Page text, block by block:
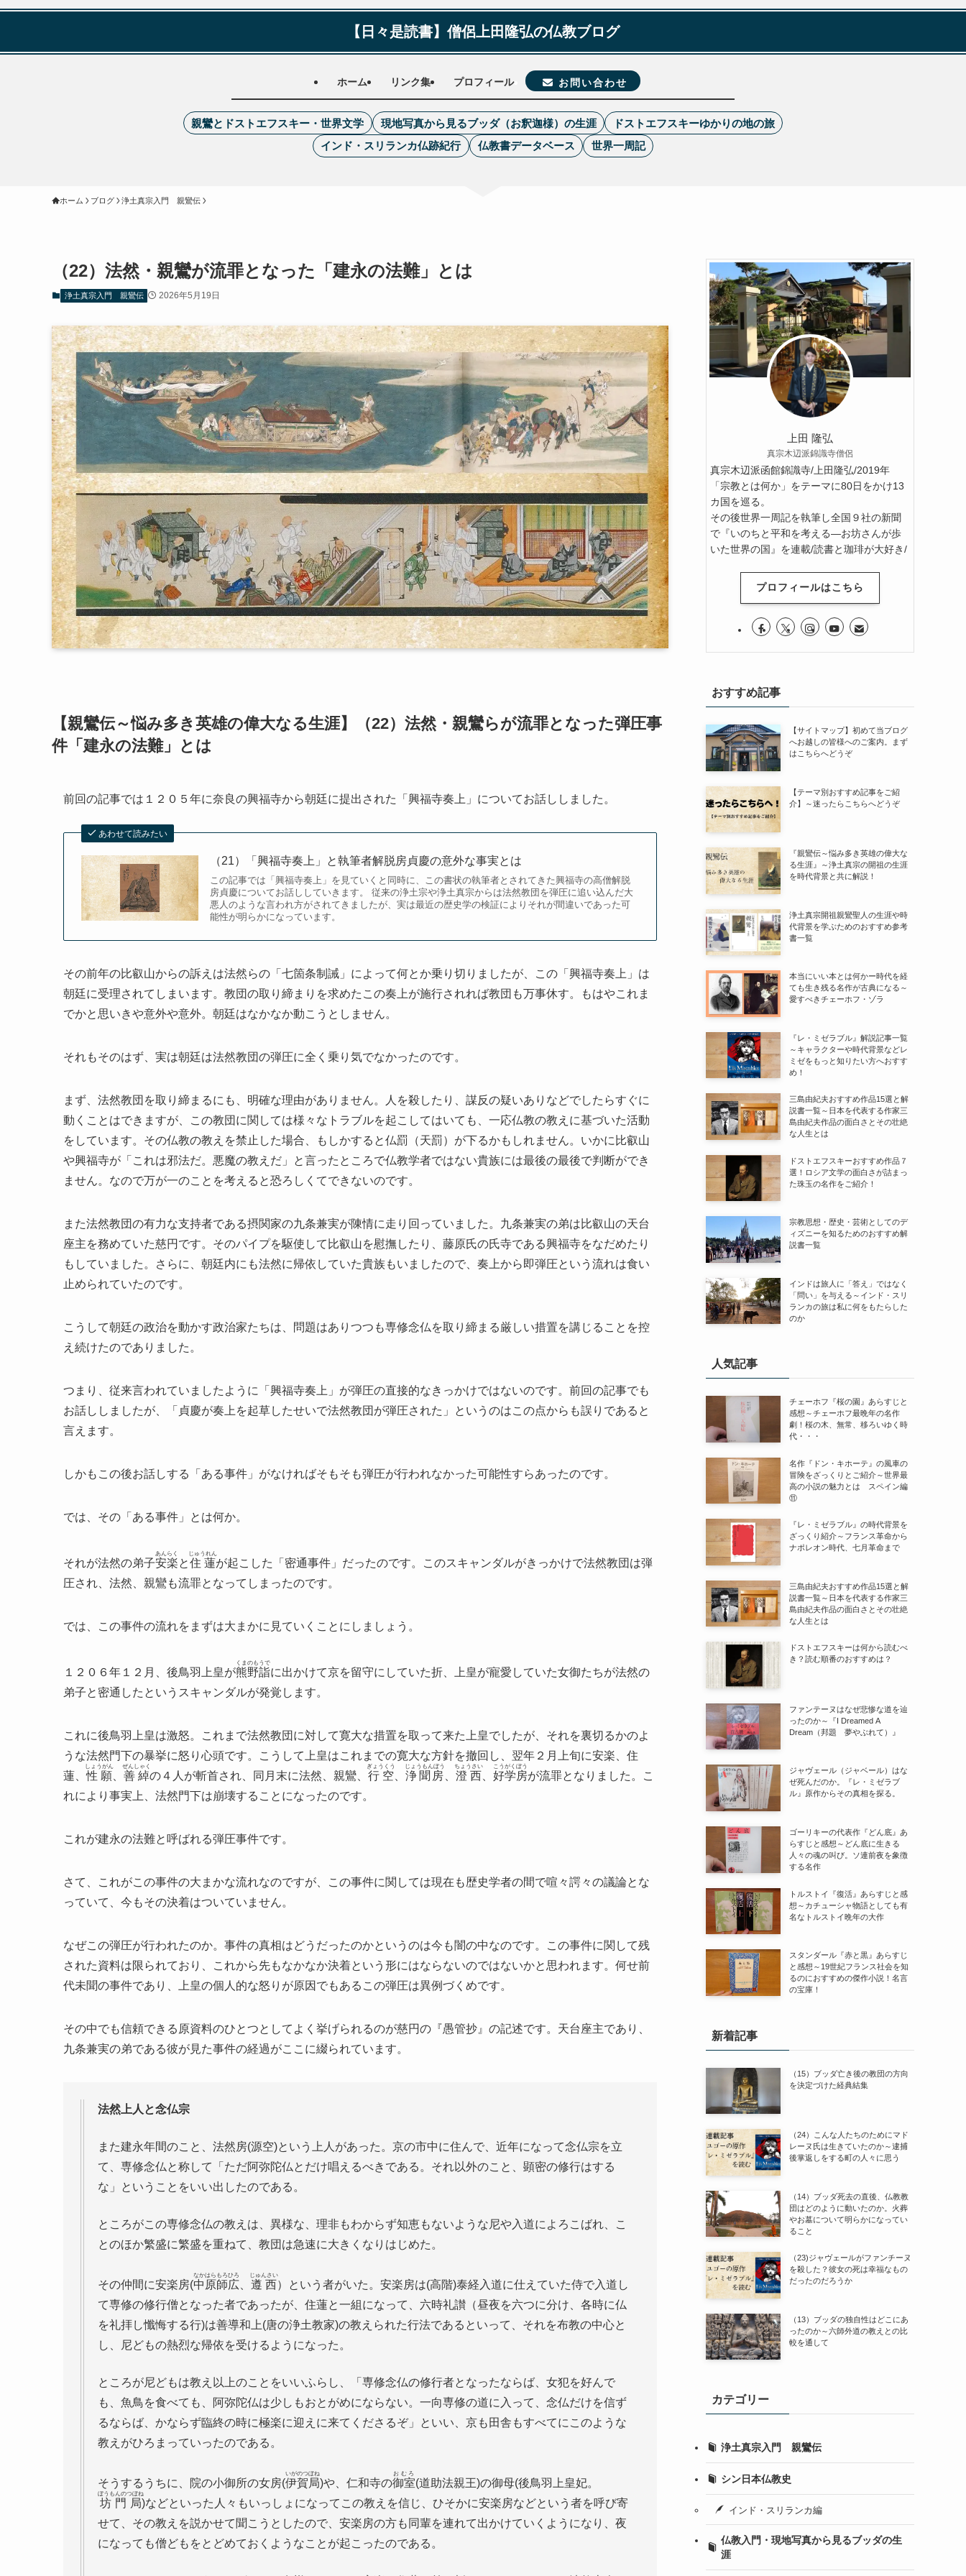
【日々是読書】僧侶上田隆弘の仏教ブログ
ホーム リンク集 プロフィール お問い合わせ
親鸞とドストエフスキー・世界文学 現地写真から見るブッダ（お釈迦様）の生涯
ドストエフスキーゆかりの地の旅
インド・スリランカ仏跡紀行
仏教書データベース 世界一周記
ホーム ブログ 浄土真宗入門 親鸞伝
（22）法然・親鸞が流罪となった「建永の法難」とは
浄土真宗入門 親鸞伝 2026年5月19日
【親鸞伝～悩み多き英雄の偉大なる生涯】（22）法然・親鸞らが流罪となった弾圧事
件「建永の法難」とは
前回の記事では１２０５年に奈良の興福寺から朝廷に提出された「興福寺奏上」についてお話ししました。
あわせて読みたい
（21）「興福寺奏上」と執筆者解脱房貞慶の意外な事実とは
この記事では「興福寺奏上」を見ていくと同時に、この書状の執筆者とされてきた興福寺の高僧解脱
房貞慶についてお話ししていきます。 従来の浄土宗や浄土真宗からは法然教団を弾圧に追い込んだ大
悪人のような言われ方がされてきましたが、実は最近の歴史学の検証によりそれが間違いであった可
能性が明らかになっています。
その前年の比叡山からの訴えは法然らの「七箇条制誡」によって何とか乗り切りましたが、この「興福寺奏上」は
朝廷に受理されてしまいます。教団の取り締まりを求めたこの奏上が施行されれば教団も万事休す。もはやこれま
でかと思いきや意外や意外。朝廷はなかなか動こうとしません。
それもそのはず、実は朝廷は法然教団の弾圧に全く乗り気でなかったのです。
まず、法然教団を取り締まるにも、明確な理由がありません。人を殺したり、謀反の疑いありなどでしたらすぐに
動くことはできますが、この教団に関しては様々なトラブルを起こしてはいても、一応仏教の教えに基づいた活動
をしています。その仏教の教えを禁止した場合、もしかすると仏罰（天罰）が下るかもしれません。いかに比叡山
や興福寺が「これは邪法だ。悪魔の教えだ」と言ったところで仏教学者ではない貴族には最後の最後で判断ができ
ません。なので万が一のことを考えると恐ろしくてできないのです。
また法然教団の有力な支持者である摂関家の九条兼実が陳情に走り回っていました。九条兼実の弟は比叡山の天台
座主を務めていた慈円です。そのパイプを駆使して比叡山を慰撫したり、藤原氏の氏寺である興福寺をなだめたり
もしていました。さらに、朝廷内にも法然に帰依していた貴族もいましたので、奏上から即弾圧という流れは食い
止められていたのです。
こうして朝廷の政治を動かす政治家たちは、問題はありつつも専修念仏を取り締まる厳しい措置を講じることを控
え続けたのでありました。
つまり、従来言われていましたように「興福寺奏上」が弾圧の直接的なきっかけではないのです。前回の記事でも
お話ししましたが、「貞慶が奏上を起草したせいで法然教団が弾圧された」というのはこの点からも誤りであると
言えます。
しかもこの後お話しする「ある事件」がなければそもそも弾圧が行われなかった可能性すらあったのです。
では、その「ある事件」とは何か。
それが法然の弟子安楽
あんらく
と住蓮
じゅうれん
が起こした「密通事件」だったのです。このスキャンダルがきっかけで法然教団は弾
圧され、法然、親鸞も流罪となってしまったのです。
では、この事件の流れをまずは大まかに見ていくことにしましょう。
１２０６年１２月、後鳥羽上皇が熊野詣
くまのもうで
に出かけて京を留守にしていた折、上皇が寵愛していた女御たちが法然の
弟子と密通したというスキャンダルが発覚します。
これに後鳥羽上皇は激怒。これまで法然教団に対して寛大な措置を取って来た上皇でしたが、それを裏切るかのよ
うな法然門下の暴挙に怒り心頭です。こうして上皇はこれまでの寛大な方針を撤回し、翌年２月上旬に安楽、住
蓮、性願
しょうがん
善綽
ぜんしゃく
の４人が斬首され、同月末に法然、親鸞、 行空
ぎょうくう
浄聞房
じょうもんぼう
澄西
ちょうさい
好学房
こうがくぼう
が流罪となりました。こ
れにより事実上、法然門下は崩壊することになったのです。
これが建永の法難と呼ばれる弾圧事件です。
さて、これがこの事件の大まかな流れなのですが、この事件に関しては現在も歴史学者の間で喧々諤々の議論とな
っていて、今もその決着はついていません。
なぜこの弾圧が行われたのか。事件の真相はどうだったのかというのは今も闇の中なのです。この事件に関して残
された資料は限られており、これから先もなかなか決着という形にはならないのではないかと思われます。何せ前
代未聞の事件であり、上皇の個人的な怒りが原因でもあるこの弾圧は異例づくめです。
その中でも信頼できる原資料のひとつとしてよく挙げられるのが慈円の『愚管抄』の記述です。天台座主であり、
九条兼実の弟である彼が見た事件の経過がここに綴られています。
法然上人と念仏宗
また建永年間のこと、法然房(源空)という上人があった。京の市中に住んで、近年になって念仏宗を立
て、専修念仏と称して「ただ阿弥陀仏とだけ唱えるべきである。それ以外のこと、顕密の修行はする
な」ということをいい出したのである。
ところがこの専修念仏の教えは、異様な、理非もわからず知恵もないような尼や入道によろこばれ、こ
とのほか繁盛に繁盛を重ねて、教団は急速に大きくなりはじめた。
その仲間に安楽房(中原師広
なかはらもろひろ
遵西
じゅんさい
）という者がいた。安楽房は(高階)泰経入道に仕えていた侍で入道し
て専修の修行僧となった者であったが、住蓮と一組になって、六時礼讃（昼夜を六つに分け、各時に仏
を礼拝し懺悔する行)は善導和上(唐の浄土教家)の教えられた行法であるといって、それを布教の中心と
し、尼どもの熱烈な帰依を受けるようになった。
ところが尼どもは教え以上のことをいいふらし、「専修念仏の修行者となったならば、女犯を好んで
も、魚鳥を食べても、阿弥陀仏は少しもおとがめにならない。一向専修の道に入って、念仏だけを信ず
るならば、かならず臨終の時に極楽に迎えに来てくださるぞ」といい、京も田舎もすべてにこのような
教えがひろまっていったのである。
そうするうちに、院の小御所の女房(伊賀局
いがのつぼね
)や、仁和寺の御室
おむろ
(道助法親王)の御母(後鳥羽上皇妃。
坊門局
ぼうもんのつぼね
)などといった人々もいっしょになってこの教えを信じ、ひそかに安楽房などという者を呼び寄
せて、その教えを説かせて聞こうとしたので、安楽房の方も同輩を連れて出かけていくようになり、夜
になっても僧どもをとどめておくようなことが起こったのである。
上田 隆弘
真宗木辺派錦識寺僧侶
真宗木辺派函館錦識寺/上田隆弘/2019年
「宗教とは何か」をテーマに80日をかけ13
カ国を巡る。
その後世界一周記を執筆し全国９社の新聞
で『いのちと平和を考える―お坊さんが歩
いた世界の国』を連載/読書と珈琲が大好き/
プロフィールはこちら
おすすめ記事
【サイトマップ】初めて当ブログ
へお越しの皆様へのご案内。まず
はこちらへどうぞ
【テーマ別おすすめ記事をご紹
介】～迷ったらこちらへどうぞ
『親鸞伝～悩み多き英雄の偉大な
る生涯』～浄土真宗の開祖の生涯
を時代背景と共に解説！
浄土真宗開祖親鸞聖人の生涯や時
代背景を学ぶためのおすすめ参考
書一覧
本当にいい本とは何かー時代を経
ても生き残る名作が古典になる～
愛すべきチェーホフ・ゾラ
『レ・ミゼラブル』解説記事一覧
～キャラクターや時代背景などレ
ミゼをもっと知りたい方へおすす
め！
三島由紀夫おすすめ作品15選と解
説書一覧～日本を代表する作家三
島由紀夫作品の面白さとその壮絶
な人生とは
ドストエフスキーおすすめ作品７
選！ロシア文学の面白さが詰まっ
た珠玉の名作をご紹介！
宗教思想・歴史・芸術としてのデ
ィズニーを知るためのおすすめ解
説書一覧
インドは旅人に「答え」ではなく
「問い」を与える～インド・スリ
ランカの旅は私に何をもたらした
のか
人気記事
チェーホフ『桜の園』あらすじと
感想～チェーホフ最晩年の名作
劇！桜の木、無常、移ろいゆく時
代・・・
名作『ドン・キホーテ』の風車の
冒険をざっくりとご紹介～世界最
高の小説の魅力とは スペイン編
⑪
『レ・ミゼラブル』の時代背景を
ざっくり紹介～フランス革命から
ナポレオン時代、七月革命まで
三島由紀夫おすすめ作品15選と解
説書一覧～日本を代表する作家三
島由紀夫作品の面白さとその壮絶
な人生とは
ドストエフスキーは何から読むべ
き？読む順番のおすすめは？
ファンテーヌはなぜ悲惨な道を辿
ったのか～『I Dreamed A
Dream（邦題 夢やぶれて）』
ジャヴェール（ジャベール）はな
ぜ死んだのか。『レ・ミゼラブ
ル』原作からその真相を探る。
ゴーリキーの代表作『どん底』あ
らすじと感想～どん底に生きる
人々の魂の叫び。ソ連前夜を象徴
する名作
トルストイ『復活』あらすじと感
想～カチューシャ物語としても有
名なトルストイ晩年の大作
スタンダール『赤と黒』あらすじ
と感想～19世紀フランス社会を知
るのにおすすめの傑作小説！名言
の宝庫！
新着記事
（15）ブッダ亡き後の教団の方向
を決定づけた経典結集
（24）こんな人たちのためにマド
レーヌ氏は生きていたのか～逮捕
後掌返しをする町の人々に思う
（14）ブッダ死去の直後、仏教教
団はどのように動いたのか。火葬
やお墓について明らかになってい
ること
（23)ジャヴェールがファンチーヌ
を殺した？彼女の死は幸福なもの
だったのだろうか
（13）ブッダの独自性はどこにあ
ったのか～六師外道の教えとの比
較を通して
カテゴリー
浄土真宗入門 親鸞伝
シン日本仏教史
インド・スリランカ編
仏教入門・現地写真から見るブッダの生
涯